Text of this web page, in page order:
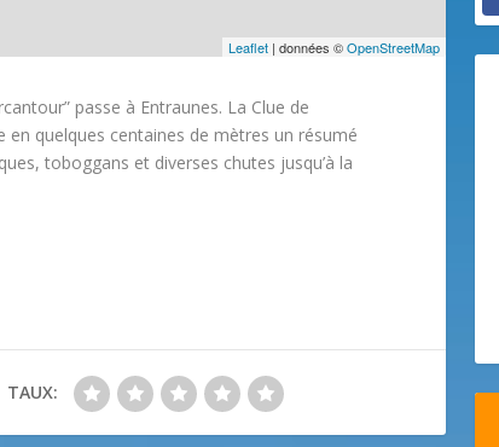
Leaflet | données ©OpenStreetMap
passe à Entraunes. La Clue de
en quelques centaines de mètres un résumé
toboggans et diverses chutes jusqu’à la
TAUX: